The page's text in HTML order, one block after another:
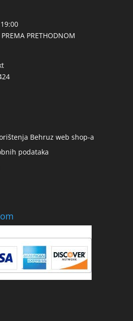
PRETHODNOM
Behruz web shop-a
podataka